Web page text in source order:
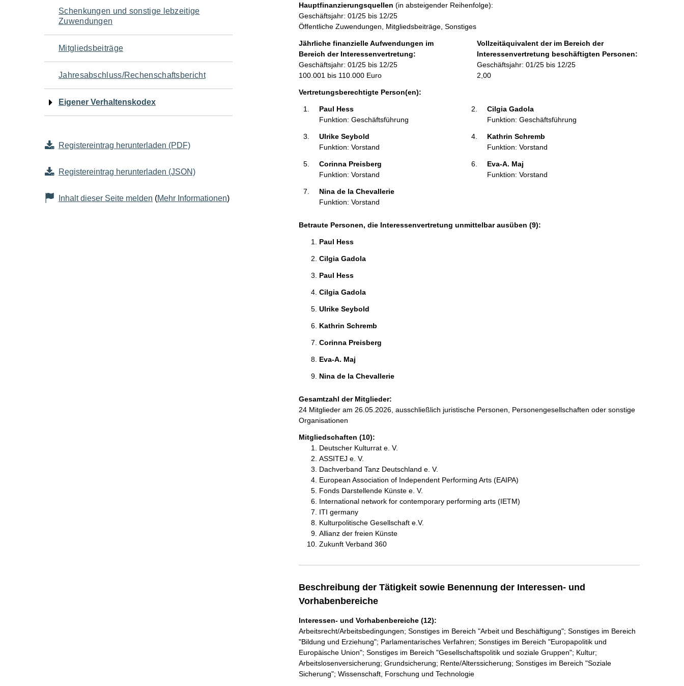
Schenkungen und sonstige lebzeitige
Zuwendungen
Mitgliedsbeiträge
Jahresabschluss/Rechenschaftsbericht
Eigener Verhaltenskodex
Registereintrag herunterladen (PDF)
Registereintrag herunterladen (JSON)
Inhalt dieser Seite melden (Mehr Informationen)
n
h
a
l
t
t
n
f
o
r
m
e
Hauptfinanzierungsquellen (in absteigender Reihenfolge):
Geschäftsjahr: 01/25 bis 12/25
Öffentliche Zuwendungen, Mitgliedsbeiträge, Sonstiges
Jährliche finanzielle Aufwendungen im
Bereich der Interessenvertretung:
Geschäftsjahr: 01/25 bis 12/25
100.001 bis 110.000 Euro
Vollzeitäquivalent der im Bereich der
Interessenvertretung beschäftigten Personen:
Geschäftsjahr: 01/25 bis 12/25
2,00
Vertretungsberechtigte Person(en):
Paul Hess
Funktion: Geschäftsführung
Cilgia Gadola
Funktion: Geschäftsführung
Ulrike Seybold
Funktion: Vorstand
Kathrin Schremb
Funktion: Vorstand
Corinna Preisberg
Funktion: Vorstand
Eva-A. Maj
Funktion: Vorstand
Nina de la Chevallerie
Funktion: Vorstand
Betraute Personen, die Interessenvertretung unmittelbar ausüben (9):
Paul Hess
Cilgia Gadola
Paul Hess
Cilgia Gadola
Ulrike Seybold
Kathrin Schremb
Corinna Preisberg
Eva-A. Maj
Nina de la Chevallerie
Gesamtzahl der Mitglieder:
24 Mitglieder am 26.05.2026, ausschließlich juristische Personen, Personengesellschaften oder sonstige
Organisationen
Mitgliedschaften (10):
Deutscher Kulturrat e. V.
ASSITEJ e. V.
Dachverband Tanz Deutschland e. V.
European Association of Independent Performing Arts (EAIPA)
Fonds Darstellende Künste e. V.
International network for contemporary performing arts (IETM)
ITI germany
Kulturpolitische Gesellschaft e.V.
Allianz der freien Künste
Zukunft Verband 360
Beschreibung der Tätigkeit sowie Benennung der Interessen- und
Vorhabenbereiche
Interessen- und Vorhabenbereiche (12):
Arbeitsrecht/Arbeitsbedingungen; Sonstiges im Bereich "Arbeit und Beschäftigung"; Sonstiges im Bereich
"Bildung und Erziehung"; Parlamentarisches Verfahren; Sonstiges im Bereich "Europapolitik und
Europäische Union"; Sonstiges im Bereich "Gesellschaftspolitik und soziale Gruppen"; Kultur;
Arbeitslosenversicherung; Grundsicherung; Rente/Alterssicherung; Sonstiges im Bereich "Soziale
Sicherung"; Wissenschaft, Forschung und Technologie